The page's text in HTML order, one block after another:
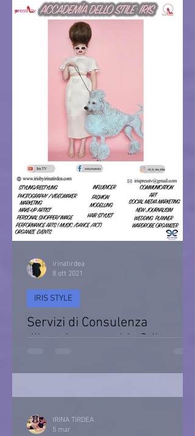
Servizi di Consulenza
d’Imagine e cambio Stile
IRIS STYLE
irinatirdea
8 ott 2021
IRINA TIRDEA
5 mar